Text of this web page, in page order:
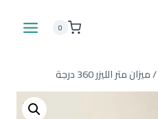
0
/ميزان متر الليزر 360 درجة